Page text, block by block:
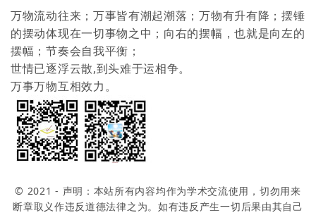
万物流动往来；万事皆有潮起潮落；万物有升有降；摆锤
的摆动体现在一切事物之中；向右的摆幅，也就是向左的
摆幅；节奏会自我平衡；
世情已逐浮云散,到头难于运相争。
万事万物互相效力。
© 2021 - 声明：本站所有内容均作为学术交流使用，切勿用来
断章取义作违反道德法律之为。如有违反产生一切后果由其自己